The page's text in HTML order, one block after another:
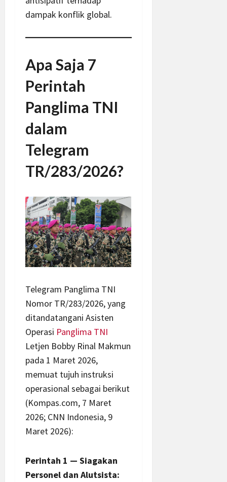
dampak konflik global.
Apa Saja 7
Perintah
Panglima TNI
dalam
Telegram
TR/283/2026?
Telegram Panglima TNI
Nomor TR/283/2026, yang
ditandatangani Asisten
Operasi Panglima TNI
Letjen Bobby Rinal Makmun
pada 1 Maret 2026,
memuat tujuh instruksi
operasional sebagai berikut
(Kompas.com, 7 Maret
2026; CNN Indonesia, 9
Maret 2026):
Perintah 1 — Siagakan
Personel dan Alutsista: